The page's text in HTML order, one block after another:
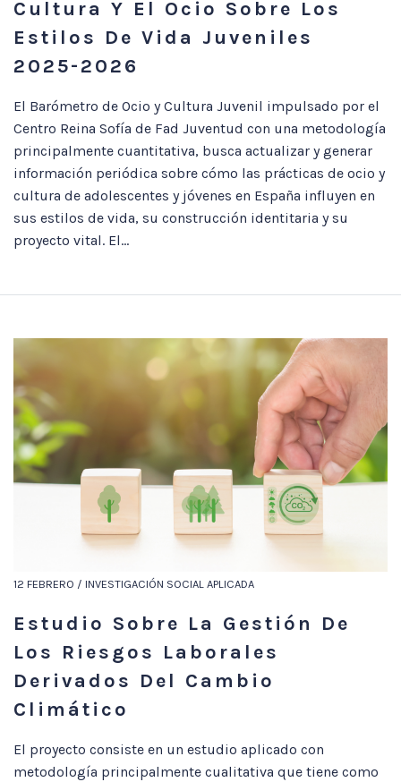
Cultura Y El Ocio Sobre Los
Estilos De Vida Juveniles
2025-2026
El Barómetro de Ocio y Cultura Juvenil impulsado por el
Centro Reina Sofía de Fad Juventud con una metodología
principalmente cuantitativa, busca actualizar y generar
información periódica sobre cómo las prácticas de ocio y
cultura de adolescentes y jóvenes en España influyen en
sus estilos de vida, su construcción identitaria y su
proyecto vital. El...
12 FEBRERO / INVESTIGACIÓN SOCIAL APLICADA
Estudio Sobre La Gestión De
Los Riesgos Laborales
Derivados Del Cambio
Climático
El proyecto consiste en un estudio aplicado con
metodología principalmente cualitativa que tiene como